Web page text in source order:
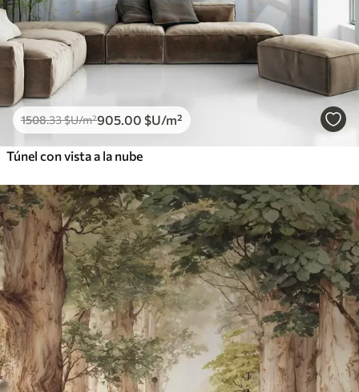
1508.33$U/m²905 .00 $U/m²
Túnel con vista a la nube